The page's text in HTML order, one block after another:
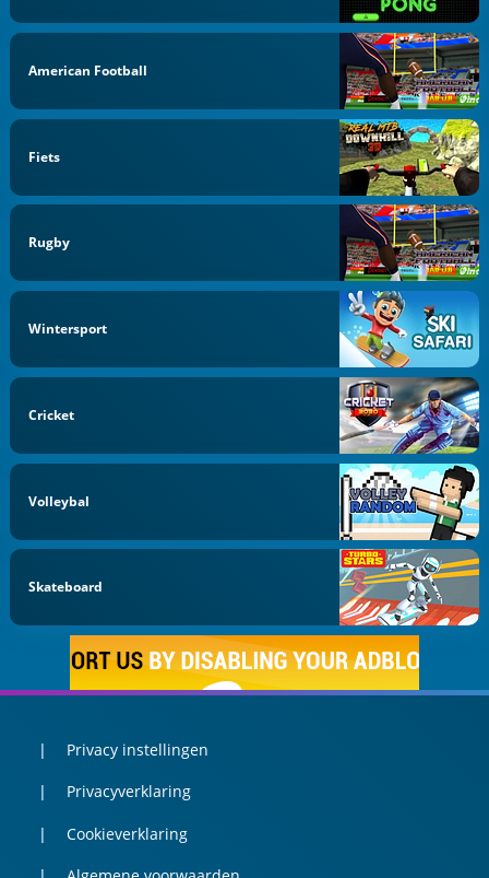
American Football
Fiets
Rugby
Wintersport
Cricket
Volleybal
Skateboard
Privacy instellingen
Privacyverklaring
Cookieverklaring